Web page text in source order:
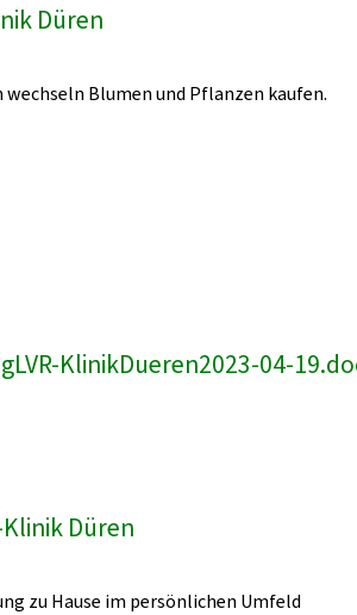
Düren
Blumen und Pflanzen kaufen.
KlinikDueren2023-04-
Düren
zu Hause im persönlichen Umfeld